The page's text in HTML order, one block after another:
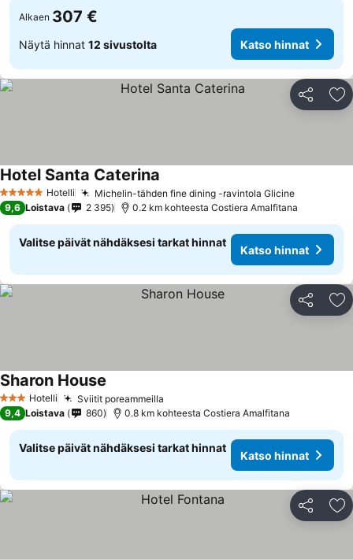
Alkaen 307 €
Näytä hinnat 12 sivustolta Katso hinnat
Jaa
5 Tähtiluokitus
Hotelli Michelin-tähden fine dining -ravintola GlicineKatso
Hotel Santa Caterina
9,6 Loistava 2 395 0.2 km kohteesta Costiera Amalfitana
Valitse päivät nähdäksesi tarkat hinnat
Katso hinnat
Jaa
3 Tähtiluokitus
Hotelli Sviitit poreammeilla
Sharon House
9,4 Loistava 860 0.8 km kohteesta Costiera Amalfitana
Valitse päivät nähdäksesi tarkat hinnat
Katso hinnat
Jaa